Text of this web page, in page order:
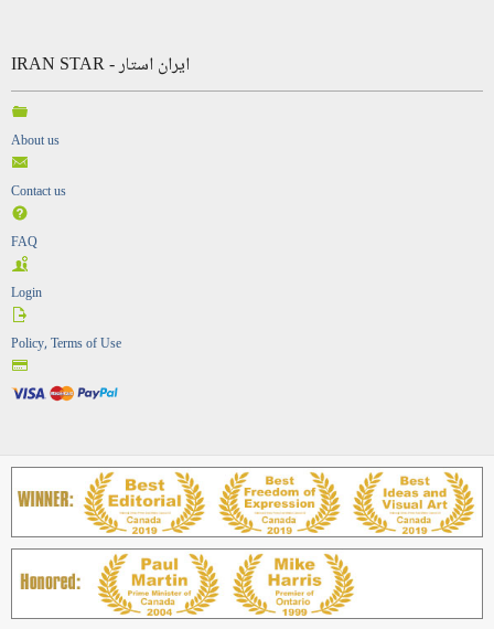
IRAN STAR - ایران استار
About us
Contact us
FAQ
Login
Policy, Terms of Use